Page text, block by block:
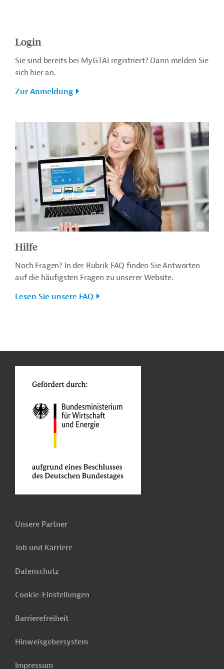
Login
Sie sind bereits bei MyGTAI registriert? Dann melden Sie
sich hier an.
Zur Anmeldung
Hilfe
Noch Fragen? In der Rubrik FAQ finden Sie Antworten
auf die häufigsten Fragen zu unserer Website.
Lesen Sie unsere FAQ
Unsere Partner
Job und Karriere
Datenschutz
Cookie-Einstellungen
Barrierefreiheit
Hinweisgebersystem
Impressum